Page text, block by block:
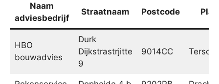
Naam
adviesbedrijf
Straatnaam Postcode
HBO
bouwadvies
Durk
Dijkstrastrjitte
9
9014CC Tersoal